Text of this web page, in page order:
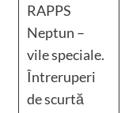
RAPPS
Neptun –
vile speciale.
Întreruperi
de scurtă